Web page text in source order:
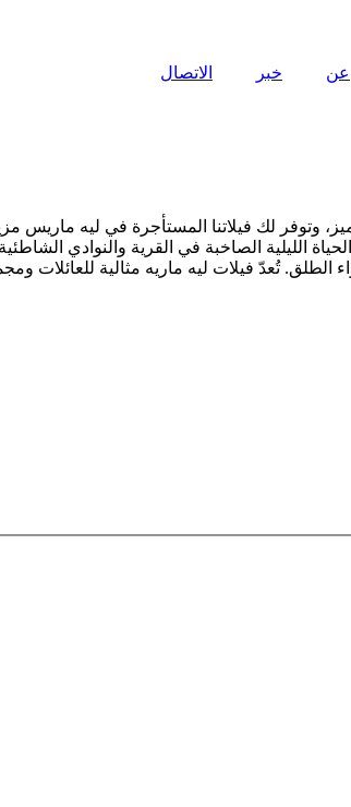
عن خبر الاتصال
لك فيلاتنا المستأجرة في ليه ماريس
الليلية الصاخبة في القرية والنوادي
تُعدّ فيلات ليه ماريه مثالية للعائلات